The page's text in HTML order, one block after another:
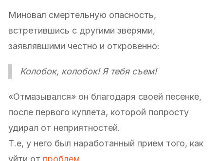
Миновал смертельную опасность,
встретившись с другими зверями,
заявлявшими честно и откровенно:
Колобок, колобок! Я тебя съем!
«Отмазывался» он благодаря своей песенке,
после первого куплета, которой попросту
удирал от неприятностей.
Т.е, у него был наработанный прием того, как
уйти от проблем.